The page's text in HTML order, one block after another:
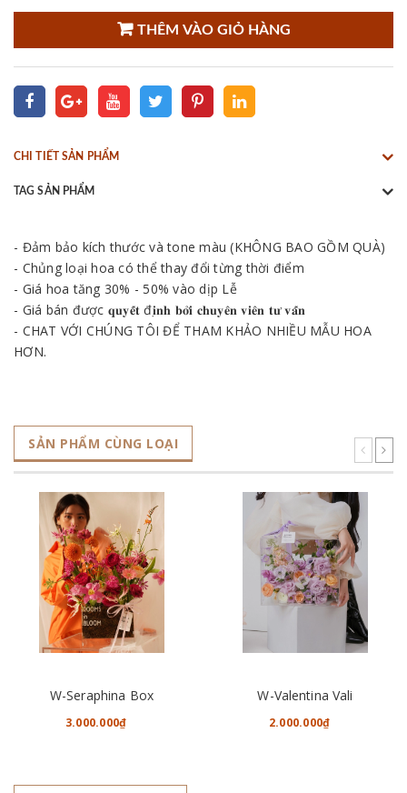
THÊM VÀO GIỎ HÀNG
CHI TIẾT SẢN PHẨM
TAG SẢN PHẨM
- Đảm bảo kích thước và tone màu (KHÔNG BAO GỒM QUÀ)
- Chủng loại hoa có thể thay đổi từng thời điểm
- Giá hoa tăng 30% - 50% vào dịp Lễ
- Giá bán được 𝐪𝐮𝐲𝐞̂́𝐭 đ𝐢̣𝐧𝐡 𝐛𝐨̛̉𝐢 𝐜𝐡𝐮𝐲𝐞̂𝐧 𝐯𝐢𝐞̂𝐧 𝐭𝐮̛ 𝐯𝐚̂́𝐧
- CHAT VỚI CHÚNG TÔI ĐỂ THAM KHẢO NHIỀU MẪU HOA
HƠN.
SẢN PHẨM CÙNG LOẠI
W-Seraphina Box
3.000.000₫
W-Valentina Vali
2.000.000₫